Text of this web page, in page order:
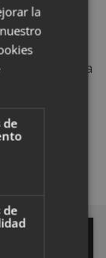
mejora el
el gris es el
perfecto para
está
al
la
de
de